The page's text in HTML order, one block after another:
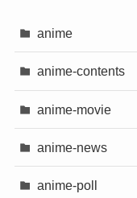
anime
anime-contents
anime-movie
anime-news
anime-poll